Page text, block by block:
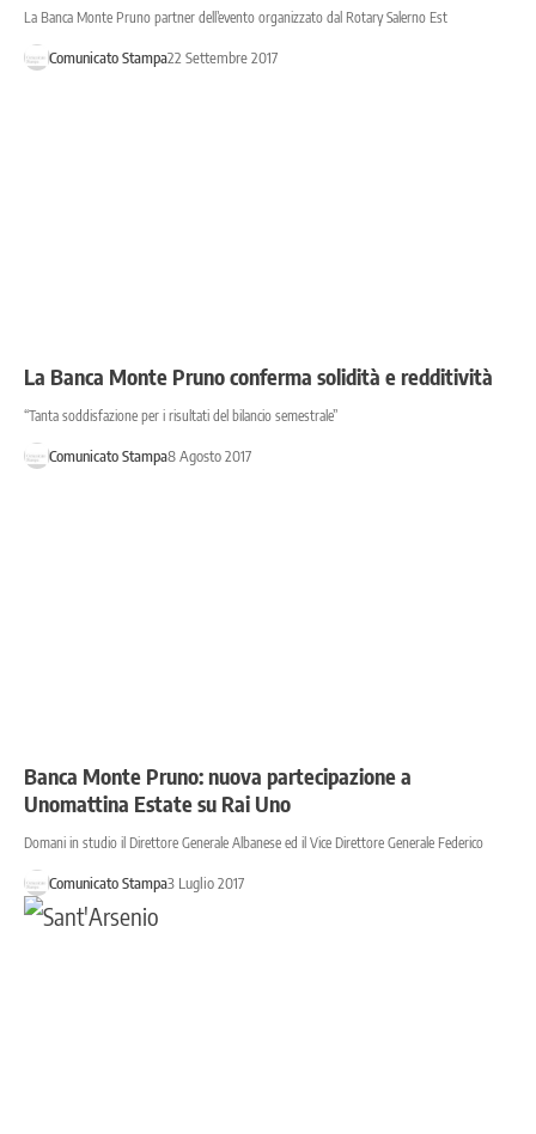
La Banca Monte Pruno partner dell’evento organizzato dal Rotary Salerno Est
Comunicato Stampa22 Settembre 2017
La Banca Monte Pruno conferma solidità e redditività
“Tanta soddisfazione per i risultati del bilancio semestrale”
Comunicato Stampa8 Agosto 2017
Banca Monte Pruno: nuova partecipazione a
Unomattina Estate su Rai Uno
Domani in studio il Direttore Generale Albanese ed il Vice Direttore Generale Federico
Comunicato Stampa3 Luglio 2017